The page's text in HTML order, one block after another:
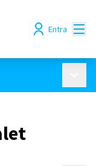
Entra